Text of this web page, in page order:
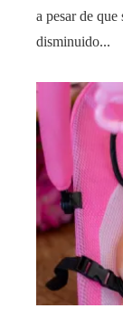
a pesar de
disminuido...